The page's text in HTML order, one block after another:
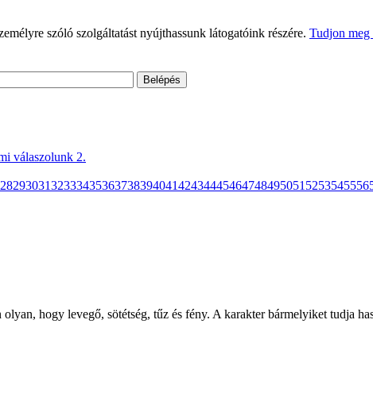
szóló szolgáltatást nyújthassunk látogatóink részére. Tudjon meg
válaszolunk 2.
282930313233343536373839404142434445464748495051 5253545556
hogy levegő, sötétség, tűz és fény. A karakter bármelyiket tudja